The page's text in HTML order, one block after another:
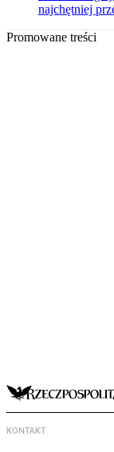
najchętniej
Promowane treści
KONTAKT